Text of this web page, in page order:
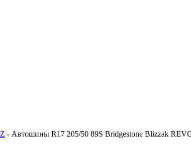
- Автошины R17 205/50 89S Bridgestone Blizzak